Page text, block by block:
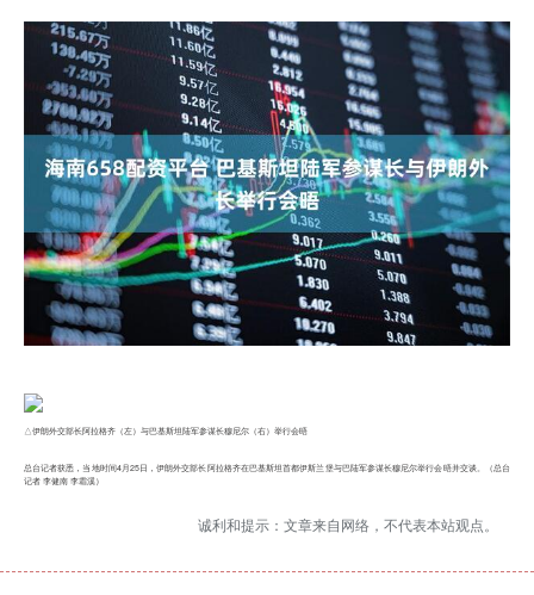
△伊朗外交部长阿拉格齐（左）与巴基斯坦陆军参谋长穆尼尔（右）举行会晤
总台记者获悉，当地时间4月25日，伊朗外交部长阿拉格齐在巴基斯坦首都伊斯兰堡与巴陆军参谋长穆尼尔举行会晤并交谈。（总台
记者 李健南 李霜溪）
诚利和提示：文章来自网络，不代表本站观点。